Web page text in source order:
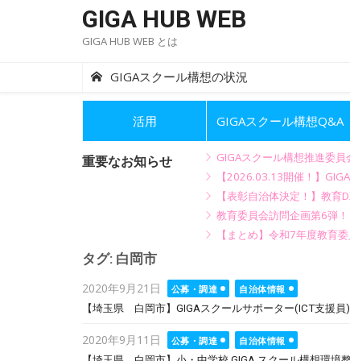
GIGA HUB WEB
GIGA HUB WEB とは
GIGAスクール構想の状況
活用 GIGAスクール構想Q&A
重要なお知らせ
GIGAスクール構想推進委
【2026.03.13開催！】
【表彰自治体決定！】教
教育委員会訪問企画第6弾
【まとめ】令和7年度教育
タグ: 白岡市
Posted
on
2020年9月21日 公募・調達
自治体情報
【埼玉県 白岡市】GIGAスクールサポーター(ICT支援員
Posted
on
2020年9月11日 公募・調達
自治体情報